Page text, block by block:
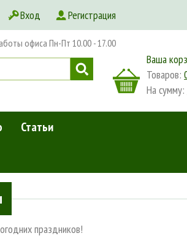
Вход Регистрация
офиса Пн-Пт 10.00 - 17.00
Ваша
Товаров:
На сумму:
Статьи
праздников!